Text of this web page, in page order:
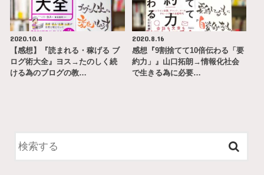
2020.10.8
【感想】『読まれる・稼げる ブ
ログ術大全』ヨス→たのしく続
ける為のブログの教…
2020.8.16
感想『9割捨てて10倍伝わる「要
約力」』山口拓朗→情報化社会
で生きる為に必要…